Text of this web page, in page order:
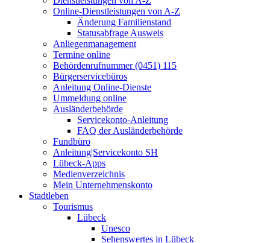
Online-Dienstleistungen von A-Z
Änderung Familienstand
Statusabfrage Ausweis
Anliegenmanagement
Termine online
Behördenrufnummer (0451) 115
Bürgerservicebüros
Anleitung Online-Dienste
Ummeldung online
Ausländerbehörde
Servicekonto-Anleitung
FAQ der Ausländerbehörde
Fundbüro
Anleitung|Servicekonto SH
Lübeck-Apps
Medienverzeichnis
Mein Unternehmenskonto
Stadtleben
Tourismus
Lübeck
Unesco
Sehenswertes in Lübeck